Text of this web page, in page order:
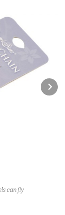
can fly